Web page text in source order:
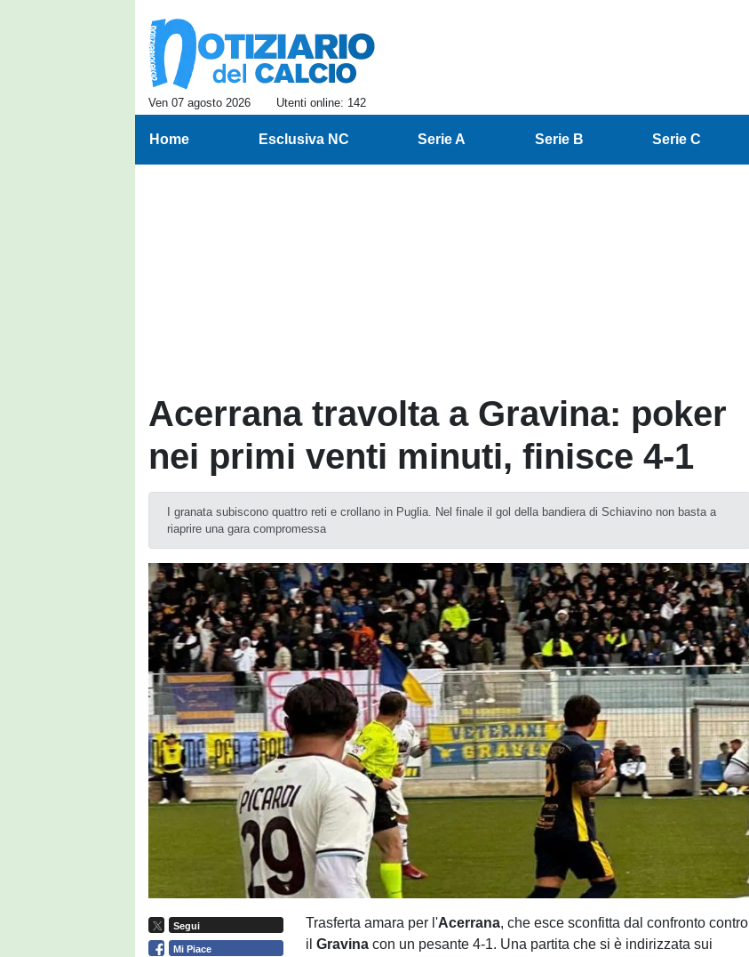
Ven 07 agosto 2026 Utenti online: 142
Home Esclusiva NC Serie A Serie B Serie C
Acerrana travolta a Gravina: poker
nei primi venti minuti, finisce 4-1
I granata subiscono quattro reti e crollano in Puglia. Nel finale il gol della bandiera di Schiavino non basta a
riaprire una gara compromessa
Segui
Mi Piace
Trasferta amara per l'Acerrana, che esce sconfitta dal confronto contro
ilGravinacon un pesante 4-1. Una partita che si è indirizzata sui